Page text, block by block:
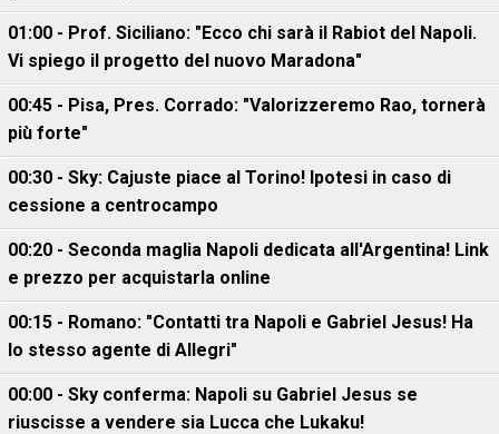
01:00 - Prof. Siciliano: "Ecco chi sarà il Rabiot del Napoli.
Vi spiego il progetto del nuovo Maradona"
00:45 - Pisa, Pres. Corrado: "Valorizzeremo Rao, tornerà
più forte"
00:30 - Sky: Cajuste piace al Torino! Ipotesi in caso di
cessione a centrocampo
00:20 - Seconda maglia Napoli dedicata all'Argentina! Link
e prezzo per acquistarla online
00:15 - Romano: "Contatti tra Napoli e Gabriel Jesus! Ha
lo stesso agente di Allegri"
00:00 - Sky conferma: Napoli su Gabriel Jesus se
riuscisse a vendere sia Lucca che Lukaku!